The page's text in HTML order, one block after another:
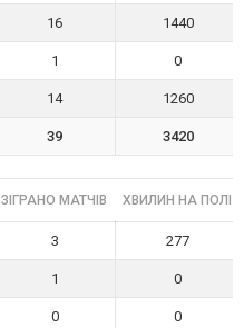
16 1440
1 0
14 1260
39 3420
ЗІГРАНО МАТЧІВ ХВИЛИН НА ПОЛІ
3 277
1 0
0 0